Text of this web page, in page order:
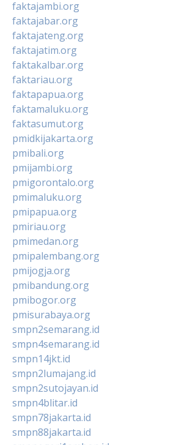
faktajambi.org
faktajabar.org
faktajateng.org
faktajatim.org
faktakalbar.org
faktariau.org
faktapapua.org
faktamaluku.org
faktasumut.org
pmidkijakarta.org
pmibali.org
pmijambi.org
pmigorontalo.org
pmimaluku.org
pmipapua.org
pmiriau.org
pmimedan.org
pmipalembang.org
pmijogja.org
pmibandung.org
pmibogor.org
pmisurabaya.org
smpn2semarang.id
smpn4semarang.id
smpn14jkt.id
smpn2lumajang.id
smpn2sutojayan.id
smpn4blitar.id
smpn78jakarta.id
smpn88jakarta.id